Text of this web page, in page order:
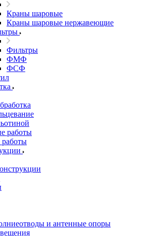
Краны шаровые
Краны шаровые нержавеющие
Фильтры
ФМФ
ФСФ
работы
и антенные опоры